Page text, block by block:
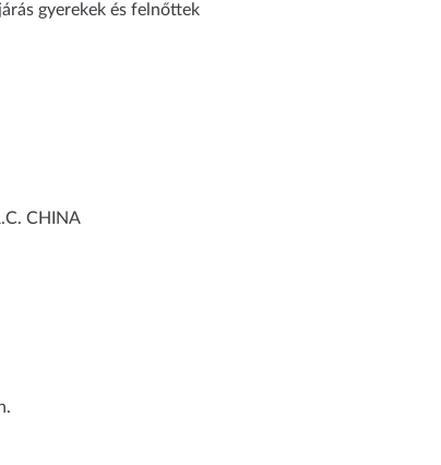
gyerekek és felnőttek
CHINA